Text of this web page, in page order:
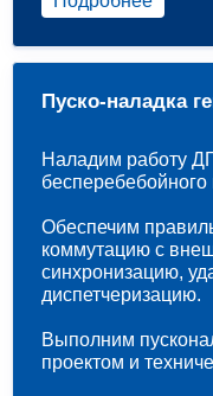
Пуско-наладка
Наладим работу
бесперебебойного
Обеспечим
коммутацию с
синхронизацию,
диспетчеризацию.
Выполним
проектом и